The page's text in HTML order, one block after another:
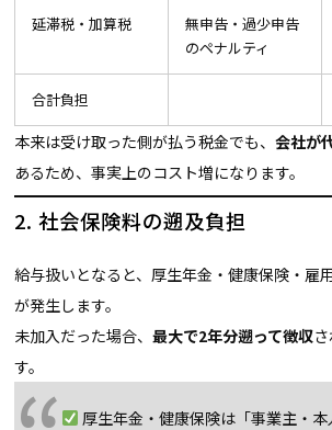
延滞税・加算税
無申告・過少申告
のペナルティ
合計負担
本来は受け取った側が払う税金でも、会社が
あるため、事実上のコスト増になります。
2. 社会保険料の遡及負担
給与扱いとなると、厚生年金・健康保険・雇
が発生します。
未加入だった場合、最大で2年分遡って徴収
す。
厚生年金・健康保険は「事業主・